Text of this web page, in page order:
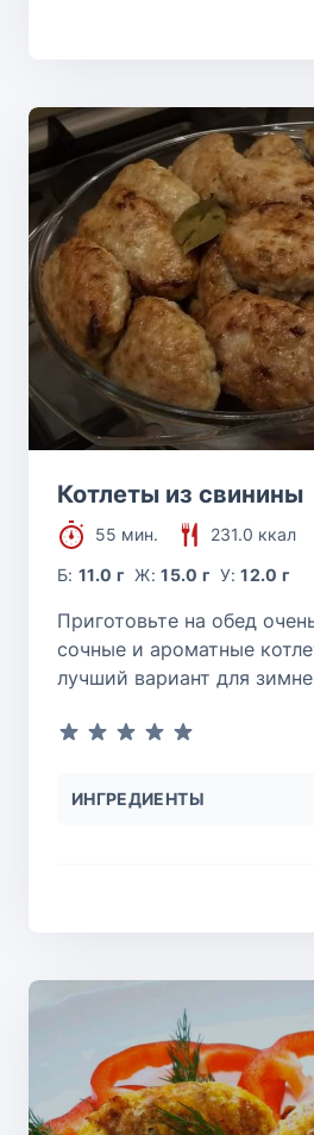
Котлеты из свинины
55 мин.
231.0 ккал
Б:11.0 г Ж:15.0 г У:12.0 г
Приготовьте на обед
сочные и ароматные
лучший вариант для
ИНГРЕДИЕНТЫ